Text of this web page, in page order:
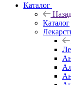
Каталог
Каталог